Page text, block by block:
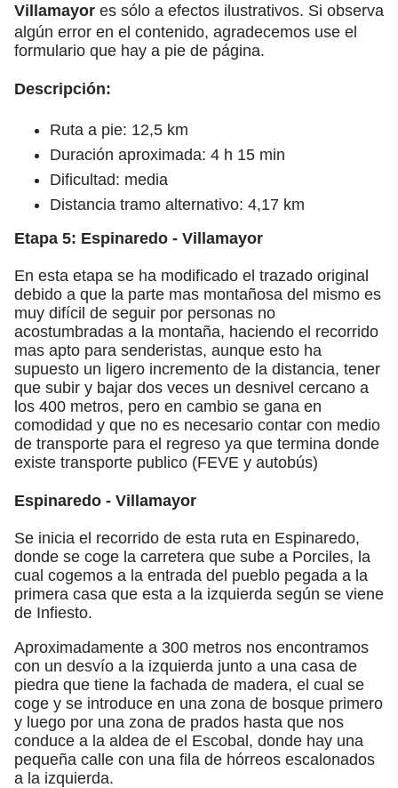
Villamayor es sólo a efectos ilustrativos. Si observa
algún error en el contenido, agradecemos use el
formulario que hay a pie de página.
Descripción:
Ruta a pie: 12,5 km
Duración aproximada: 4 h 15 min
Dificultad: media
Distancia tramo alternativo: 4,17 km
Etapa 5: Espinaredo - Villamayor
En esta etapa se ha modificado el trazado original
debido a que la parte mas montañosa del mismo es
muy difícil de seguir por personas no
acostumbradas a la montaña, haciendo el recorrido
mas apto para senderistas, aunque esto ha
supuesto un ligero incremento de la distancia, tener
que subir y bajar dos veces un desnivel cercano a
los 400 metros, pero en cambio se gana en
comodidad y que no es necesario contar con medio
de transporte para el regreso ya que termina donde
existe transporte publico (FEVE y autobús)
Espinaredo - Villamayor
Se inicia el recorrido de esta ruta en Espinaredo,
donde se coge la carretera que sube a Porciles, la
cual cogemos a la entrada del pueblo pegada a la
primera casa que esta a la izquierda según se viene
de Infiesto.
Aproximadamente a 300 metros nos encontramos
con un desvío a la izquierda junto a una casa de
piedra que tiene la fachada de madera, el cual se
coge y se introduce en una zona de bosque primero
y luego por una zona de prados hasta que nos
conduce a la aldea de el Escobal, donde hay una
pequeña calle con una fila de hórreos escalonados
a la izquierda.